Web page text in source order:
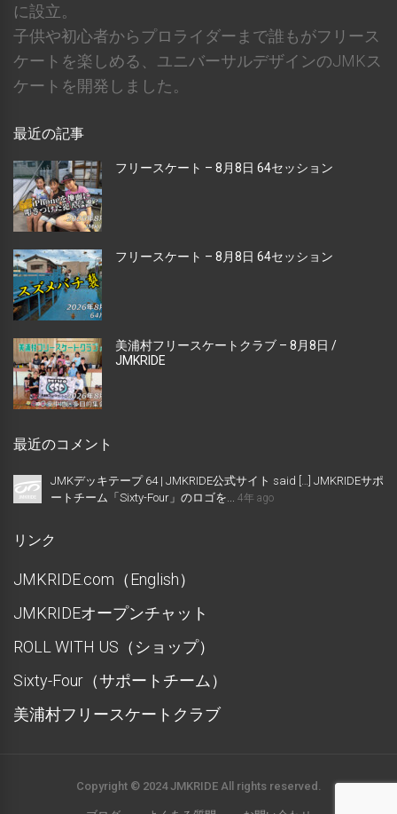
に設立。
子供や初心者からプロライダーまで誰もがフリース
ケートを楽しめる、ユニバーサルデザインのJMKス
ケートを開発しました。
最近の記事
フリースケート – 8月8日 64セッション
フリースケート – 8月8日 64セッション
美浦村フリースケートクラブ – 8月8日 /
JMKRIDE
最近のコメント
JMKデッキテープ 64 | JMKRIDE公式サイト said […] JMKRIDEサポ
ートチーム「Sixty-Four」のロゴを...
4年 ago
リンク
JMKRIDE.com（English）
JMKRIDEオープンチャット
ROLL WITH US（ショップ）
Sixty-Four（サポートチーム）
美浦村フリースケートクラブ
Copyright © 2024 JMKRIDE All rights reserved.